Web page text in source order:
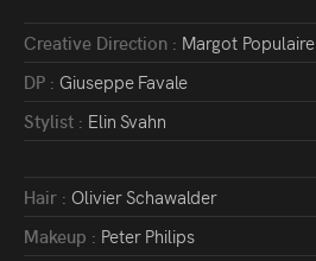
Creative Direction : Margot Populaire
DP : Giuseppe Favale
Stylist : Elin Svahn
Hair : Olivier Schawalder
Makeup : Peter Philips